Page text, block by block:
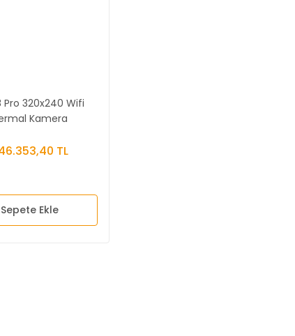
Pro 320x240 Wifi
Kamera
TL
Sepete Ekle